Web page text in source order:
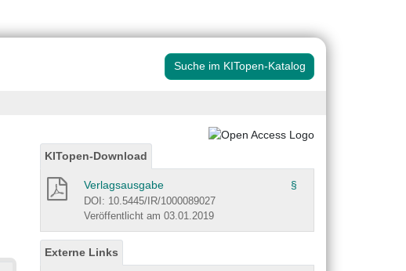
Suche im KITopen-Katalog
KITopen-Download
Verlagsausgabe §
DOI: 10.5445/IR/1000089027
Veröffentlicht am 03.01.2019
Externe Links